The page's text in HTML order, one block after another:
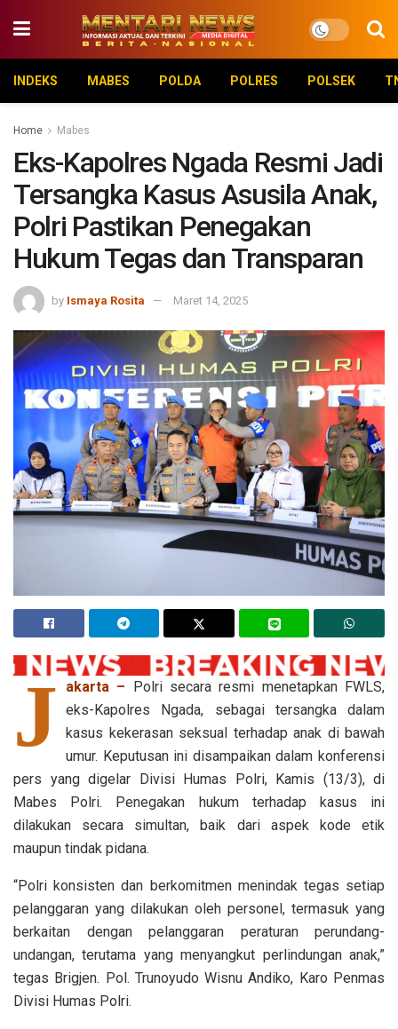
INDEKS MABES POLDA POLRES POLSEK
Home Mabes
Eks-Kapolres Ngada Resmi Jadi
Tersangka Kasus Asusila Anak,
Polri Pastikan Penegakan
Hukum Tegas dan Transparan
by Ismaya Rosita Maret 14, 2025
J akarta – Polri secara resmi menetapkan FWLS,
eks-Kapolres Ngada, sebagai tersangka dalam
kasus kekerasan seksual terhadap anak di bawah
umur. Keputusan ini disampaikan dalam konferensi
pers yang digelar Divisi Humas Polri, Kamis (13/3), di
Mabes Polri. Penegakan hukum terhadap kasus ini
dilakukan secara simultan, baik dari aspek kode etik
maupun tindak pidana.
“Polri konsisten dan berkomitmen menindak tegas setiap
pelanggaran yang dilakukan oleh personel, termasuk yang
berkaitan dengan pelanggaran peraturan perundang-
undangan, terutama yang menyangkut perlindungan anak,”
tegas Brigjen. Pol. Trunoyudo Wisnu Andiko, Karo Penmas
Divisi Humas Polri.